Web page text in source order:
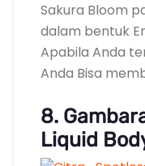
Sakura Bloom
dalam bentuk
Apabila Anda
Anda Bisa
8.
Liquid